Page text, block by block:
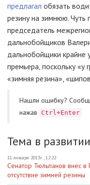
предлагал обязать
резину на зимнюю. Чуть
председатель
дальнобойщиков
дальнобойщики крайне
премьера, поскольку «у
«зимняя резина»,
Нашли ошибку?
нажав
Ctrl+Enter
Тема в развитии
11 января 2013г., 12:22
Сенатор Тюльпанов внес в
отсутствие зимней резины